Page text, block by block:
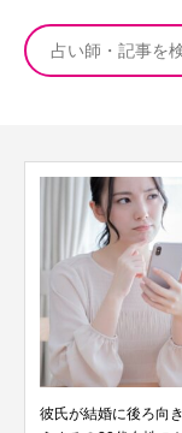
彼氏が結婚に後ろ向